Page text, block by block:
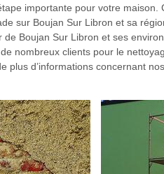
importante pour votre maison.
sur Boujan Sur Libron et sa
Boujan Sur Libron et ses
nombreux clients pour le
plus d’informations concernant